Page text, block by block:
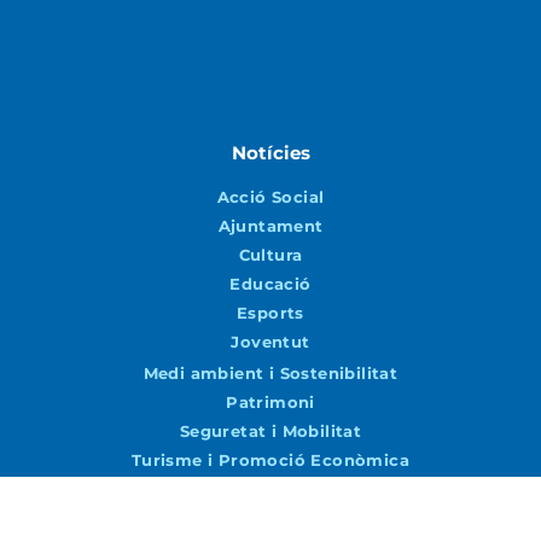
Notícies
Acció Social
Ajuntament
Cultura
Educació
Esports
Joventut
Medi ambient i Sostenibilitat
Patrimoni
Seguretat i Mobilitat
Turisme i Promoció Econòmica